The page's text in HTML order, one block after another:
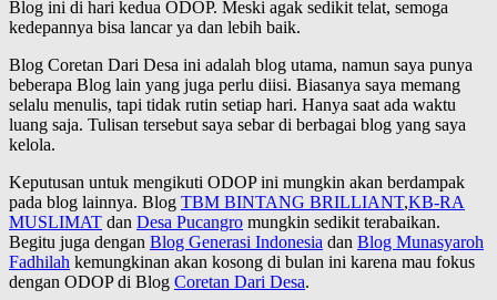
Blog ini di hari kedua ODOP. Meski agak sedikit telat, semoga
kedepannya bisa lancar ya dan lebih baik.
Blog Coretan Dari Desa ini adalah blog utama, namun saya punya
beberapa Blog lain yang juga perlu diisi. Biasanya saya memang
selalu menulis, tapi tidak rutin setiap hari. Hanya saat ada waktu
luang saja. Tulisan tersebut saya sebar di berbagai blog yang saya
kelola.
Keputusan untuk mengikuti ODOP ini mungkin akan berdampak
pada blog lainnya. Blog TBM BINTANG BRILLIANT,KB-RA
MUSLIMAT dan Desa Pucangro mungkin sedikit terabaikan.
Begitu juga dengan Blog Generasi Indonesia dan Blog Munasyaroh
Fadhilah kemungkinan akan kosong di bulan ini karena mau fokus
dengan ODOP di Blog Coretan Dari Desa.